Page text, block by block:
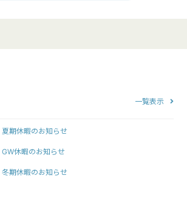
一覧表示
期休暇のお知らせ
休暇のお知らせ
期休暇のお知らせ